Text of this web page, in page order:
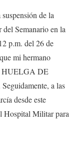
de la
Semanario en la
p.m. del 26 de
mi hermano
HUELGA DE
a las
desde este
Hospital Militar para